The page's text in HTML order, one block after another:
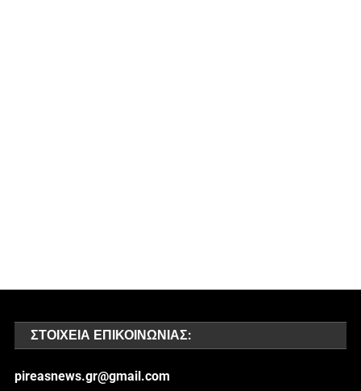
ΣΤΟΙΧΕΊΑ ΕΠΙΚΟΙΝΩΝΊΑΣ:
pireasnews.gr@gmail.com